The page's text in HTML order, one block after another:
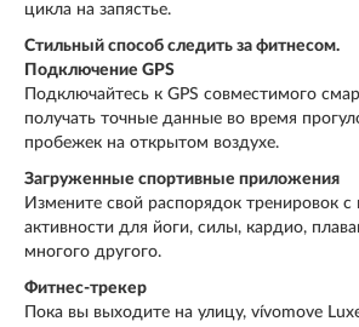
цикла на запястье.
Стильный способ следить за фитнесом.
Подключение GPS
Подключайтесь к GPS совместимого
получать точные данные во время
пробежек на открытом воздухе.
Загруженные спортивные приложения
Измените свой распорядок тренировок
активности для йоги, силы, кардио,
многого другого.
Фитнес-трекер
Пока вы выходите на улицу, vívomove